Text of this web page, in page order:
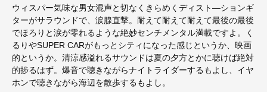
ウィスパー気味な男女混声と切なくきらめくディスト―ションギ
ターがサラウンドで、涙腺直撃。耐えて耐えて耐えて最後の最後
でほろりと涙が零れるような絶妙センチメンタル満載ですよ。く
るりやSUPER CARがもっとシティになった感じというか、映画
的というか。清涼感溢れるサウンドは夏の夕方とかに聴けば絶対
的捗るはず。爆音で聴きながらナイトライダーするもよし、イヤ
ホンで聴きながら海辺を散歩するもよし。